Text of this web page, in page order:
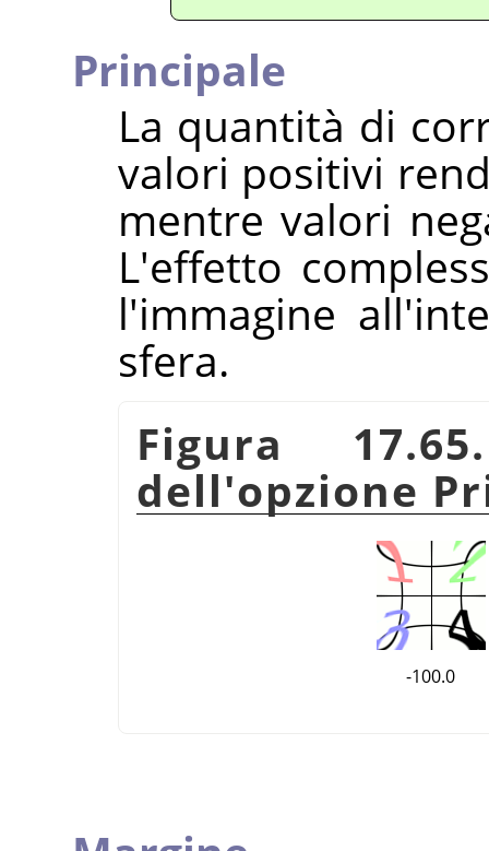
Principale
La quantità di
valori positivi
mentre valori
L'effetto
l'immagine
sfera.
Figura
dell'opzione
-100.0